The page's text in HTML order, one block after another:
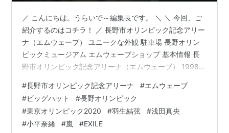
／ こんにちは。うらいで～編集長です。 ＼ ＼ 今回、ご
紹介するのはコチラ！ ／ 長野市オリンピック記念アリー
ナ（エムウェーブ） ユニークな外観 駐車場 長野オリン
ピックミュージアム エムウェーブショップ 基本情報 長
野市オリンピック記念アリーナ（エムウェーブ） 1998年
となった『長野市オリンピック記念アリーナ』。通称
『エムウェーブ』。 冬は世界を代表するアイススケート
アリーナとして、夏は多彩なスポーツ・コンサート・娯
楽などのイベントが開催される多目的アリーナとして活
#長野市オリンピック記念アリーナ #エムウェーブ
#ビッグハット #長野オリンピック
#東京オリンピック2020 #羽生結弦 #浅田真央
#小平奈緒 #嵐 #EXILE